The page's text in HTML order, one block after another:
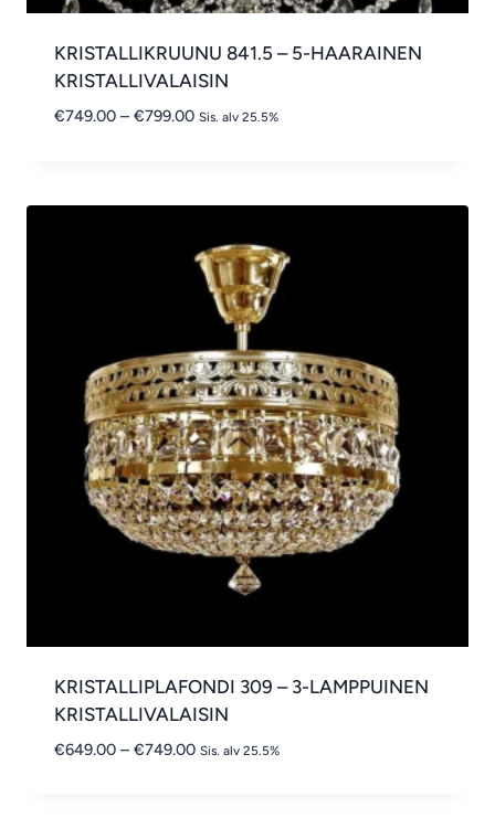
KRISTALLIKRUUNU 841.5 – 5-HAARAINEN
KRISTALLIVALAISIN
€749.00 – €799.00Hintaluokka:
Sis. alv 25.5%
KRISTALLIPLAFONDI 309 – 3-LAMPPUINEN
KRISTALLIVALAISIN
€649.00 – €749.00Hintaluokka:
Sis. alv 25.5%